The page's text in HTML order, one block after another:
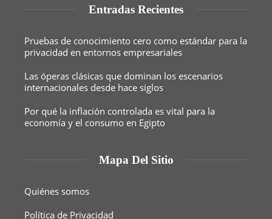
Entradas Recientes
Pruebas de conocimiento cero como estándar para la
privacidad en entornos empresariales
Las óperas clásicas que dominan los escenarios
internacionales desde hace siglos
Por qué la inflación controlada es vital para la
economía y el consumo en Egipto
Mapa Del Sitio
Quiénes somos
Política de Privacidad